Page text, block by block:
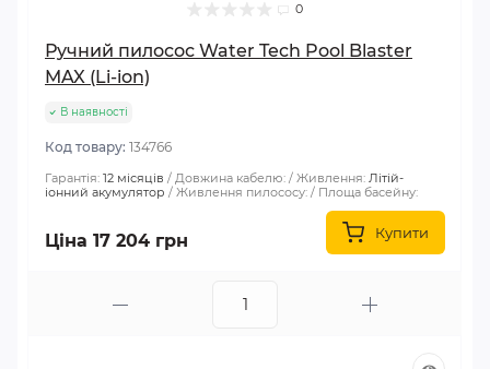
0
Ручний пилосос Water Tech Pool Blaster
MAX (Li-ion)
В наявності
Код товару: 134766
Гарантія: 12 місяців Довжина кабелю: Живлення: Літій-
іонний акумулятор
Живлення пилососу: Площа басейну:
Ціна 17 204 грн Купити